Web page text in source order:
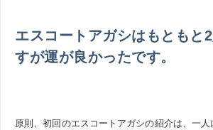
エスコートアガシはもともと
すが運が良かったです。
原則、初回のエスコートアガシの紹介は、一